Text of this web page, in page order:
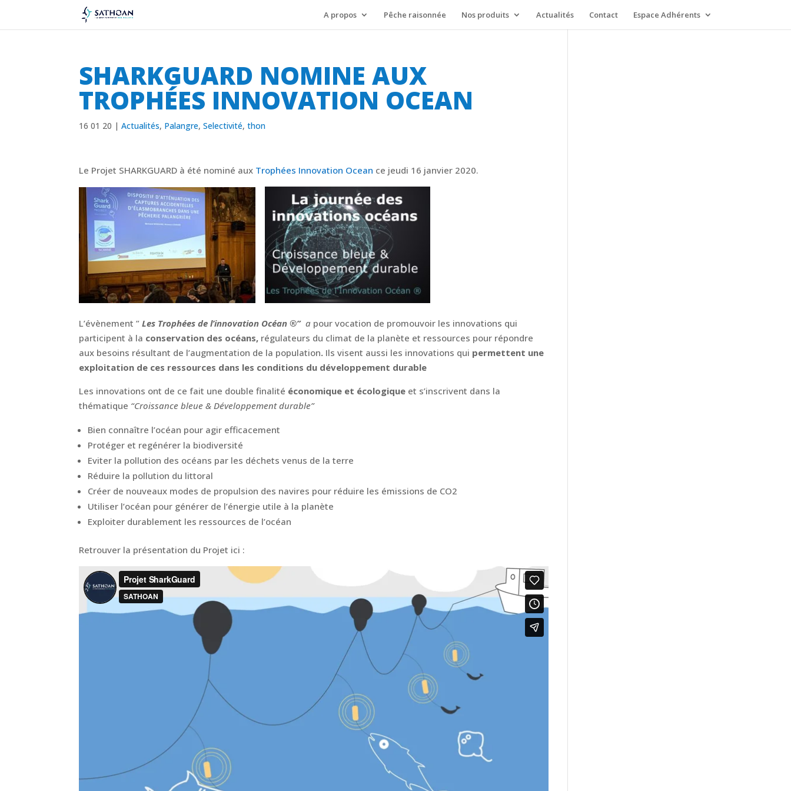
A propos Pêche raisonnée Nos produits Actualités Contact Espace Adhérents
SHARKGUARD NOMINE AUX
TROPHÉES INNOVATION OCEAN
16 01 20 |Actualités, Palangre,Selectivité,thon
Le Projet SHARKGUARD à été nominé aux Trophées Innovation Ocean ce jeudi 16 janvier 2020.
L’évènement ”Les Trophées de l’innovation Océan ®”a pour vocation de promouvoir les innovations qui
participent à la conservation des océans, régulateurs du climat de la planète et ressources pour répondre
aux besoins résultant de l’augmentation de la population. Ils visent aussi les innovations qui permettent une
exploitation de ces ressources dans les conditions du développement durable
Les innovations ont de ce fait une double finalité économique et écologique et s’inscrivent dans la
thématique “Croissance bleue & Développement durable”
Bien connaître l’océan pour agir efficacement
Protéger et regénérer la biodiversité
Eviter la pollution des océans par les déchets venus de la terre
Réduire la pollution du littoral
Créer de nouveaux modes de propulsion des navires pour réduire les émissions de CO2
Utiliser l’océan pour générer de l’énergie utile à la planète
Exploiter durablement les ressources de l’océan
Retrouver la présentation du Projet ici :